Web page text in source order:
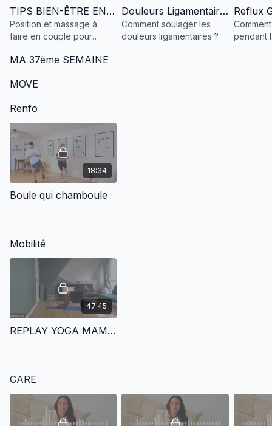
TIPS BIEN-ÊTRE EN COUPLE - Soulager le bas du dos
Position et massage à
faire en couple pour
lors de la grossesse.
Douleurs Ligamentaires Grossesse
Comment soulager les
douleurs ligamentaires ?
Reflux
pendant
MA 37ème SEMAINE
MOVE
Renfo
18:34
Boule qui chamboule
Mobilité
47:45
REPLAY YOGA MAMA TO BE | FOCUS PÉRINÉE - 24.04
CARE